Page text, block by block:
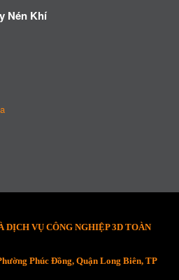
Nén Khí
VỤ CÔNG NGHIỆP 3D TOÀN
Phúc Đồng, Quận Long Biên, TP